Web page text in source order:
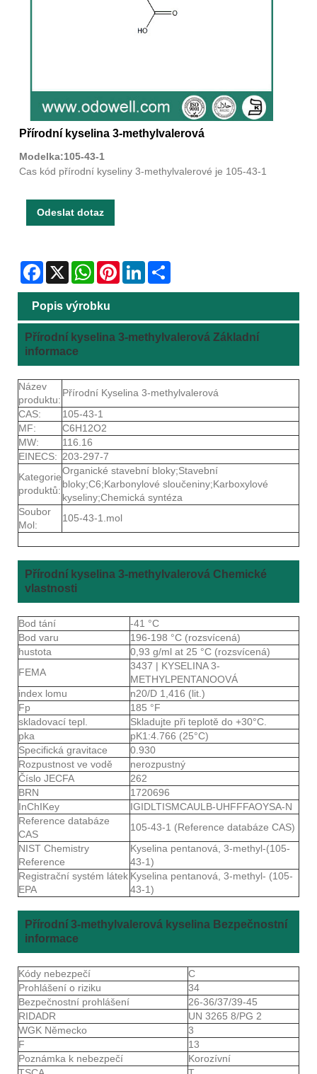
Přírodní kyselina 3-methylvalerová
Modelka:105-43-1
Cas kód přírodní kyseliny 3-methylvalerové je 105-43-1
Odeslat dotaz
Facebook
X WhatsAppPinterestLinkedIn
Popis výrobku
Přírodní kyselina 3-methylvalerová Základní
informace
Název
produktu:
Přírodní Kyselina 3-methylvalerová
CAS:
105-43-1
MF:
C6H12O2
MW:
116.16
EINECS: 203-297-7
Kategorie
produktů:
Organické stavební bloky;Stavební
bloky;C6;Karbonylové sloučeniny;Karboxylové
kyseliny;Chemická syntéza
Soubor
Mol:
105-43-1.mol
Přírodní kyselina 3-methylvalerová Chemické
vlastnosti
Bod tání
-41 °C
Bod varu
196-198 °C (rozsvícená)
hustota
0,93 g/ml at 25 °C (rozsvícená)
FEMA
3437 | KYSELINA 3-
METHYLPENTANOOVÁ
index lomu
n20/D 1,416 (lit.)
Fp
185 °F
skladovací tepl.
Skladujte při teplotě do +30°C.
pka
pK1:4.766 (25°C)
Specifická gravitace
0.930
Rozpustnost ve vodě
nerozpustný
Číslo JECFA
262
BRN
1720696
InChIKey
IGIDLTISMCAULB-UHFFFAOYSA-N
Reference databáze
CAS
105-43-1 (Reference databáze CAS)
NIST Chemistry
Reference
Kyselina pentanová, 3-methyl-(105-
43-1)
Registrační systém látek
EPA
Kyselina pentanová, 3-methyl- (105-
43-1)
Přírodní 3-methylvalerová kyselina Bezpečnostní
informace
Kódy nebezpečí
C
Prohlášení o riziku
34
Bezpečnostní prohlášení
26-36/37/39-45
RIDADR
UN 3265 8/PG 2
WGK Německo
3
F
13
Poznámka k nebezpečí
Korozívní